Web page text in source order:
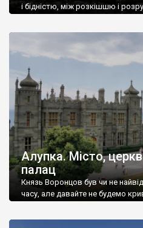
і бідністю, між розкішшю і
Алупка. Місто,
палац
Князь Воронцов був чи не
часу, але давайте не будемо